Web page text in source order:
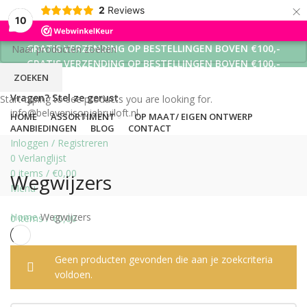
10
2 Reviews ×
GRATIS VERZENDING OP BESTELLINGEN BOVEN €100,-
GRATIS VERZENDING OP BESTELLINGEN BOVEN €100,-
GRATIS VERZENDING OP BESTELLINGEN BOVEN €100,-
Vragen? Stel ze gerust
info@belevenisopjebruiloft.nl
Inloggen / Registreren
0 Verlanglijst
0items / €0,00
Menu
0items / €0,00
HOME ASSORTIMENT
OP MAAT/ EIGEN ONTWERP
AANBIEDINGEN
BLOG CONTACT
Wegwijzers
HomeWegwijzers
Geen producten gevonden die aan je zoekcriteria
voldoen.
ZOEKEN
Start typing to see products you are looking for.